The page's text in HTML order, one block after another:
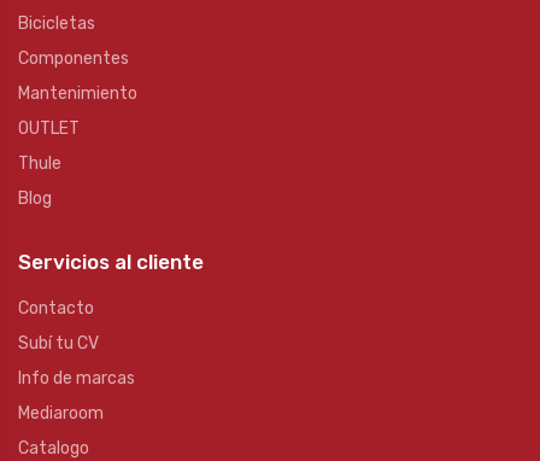
Bicicletas
Componentes
Mantenimiento
OUTLET
Thule
Blog
Servicios al cliente
Contacto
Subí tu CV
Info de marcas
Mediaroom
Catalogo